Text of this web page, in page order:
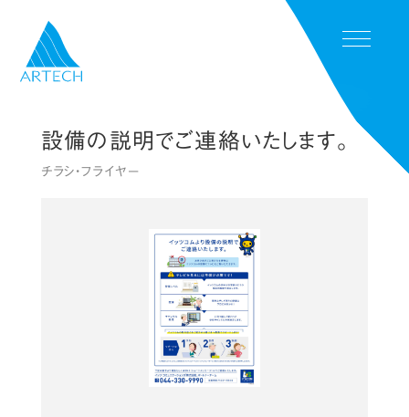
Menu
COMPANY
設備の説明でご連絡いたします。
チラシ・フライヤー